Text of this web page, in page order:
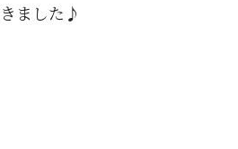
ました♪